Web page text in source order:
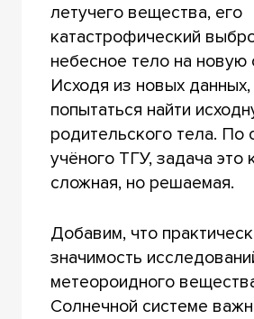
летучего вещества, его
катастрофический
небесное тело на новую
Исходя из новых
попытаться найти
родительского тела. По
учёного ТГУ, задача это
сложная, но решаемая.
Добавим, что
значимость
метеороидного
Солнечной системе